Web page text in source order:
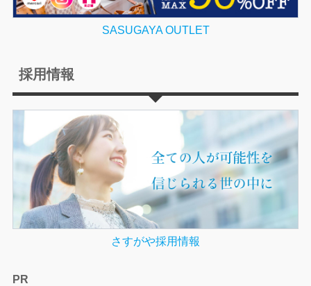
SASUGAYA OUTLET
採用情報
さすがや採用情報
PR